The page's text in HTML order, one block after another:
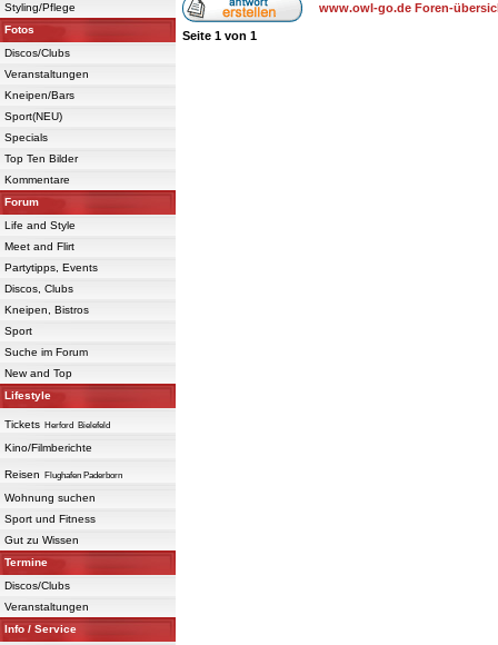
Styling/Pflege
Fotos
Discos/Clubs
Veranstaltungen
Kneipen/Bars
Sport(NEU)
Specials
Top Ten Bilder
Kommentare
Forum
Life and Style
Meet and Flirt
Partytipps, Events
Discos, Clubs
Kneipen, Bistros
Sport
Suche im Forum
New and Top
Lifestyle
Tickets Herford Bielefeld
Kino/Filmberichte
Reisen Flughafen Paderborn
Wohnung suchen
Sport und Fitness
Gut zu Wissen
Termine
Discos/Clubs
Veranstaltungen
Info / Service
www.owl-go.de Foren-
Seite 1 von 1